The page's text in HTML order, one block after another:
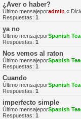
¿Aver o haber?
Último mensajeporadmin «
Respuestas: 1
ya no
Último mensajeporSpanish
Respuestas: 1
Nos vemos al raton
Último mensajeporSpanish
Respuestas: 1
Cuando
Último mensajeporSpanish
Respuestas: 1
imperfecto simple
Último mensajeporSpanish
Respuestas: 1